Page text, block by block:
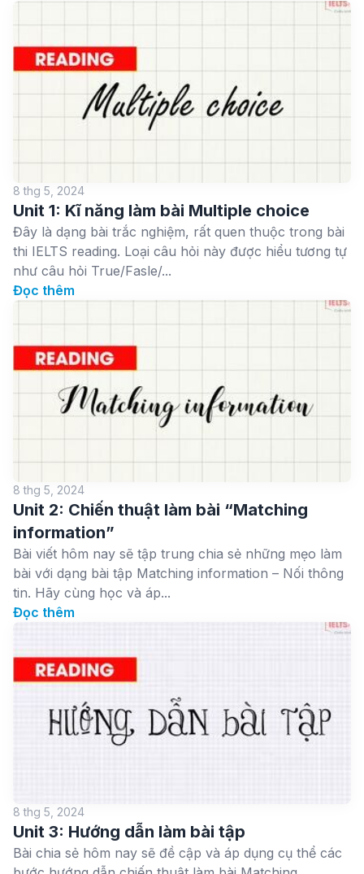
8 thg 5, 2024
Unit 1: Kĩ năng làm bài Multiple choice
Đây là dạng bài trắc nghiệm, rất quen thuộc trong bài
thi IELTS reading. Loại câu hỏi này được hiểu tương tự
như câu hỏi True/Fasle/...
Đọc thêm
8 thg 5, 2024
Unit 2: Chiến thuật làm bài “Matching
information”
Bài viết hôm nay sẽ tập trung chia sẻ những mẹo làm
bài với dạng bài tập Matching information – Nối thông
tin. Hãy cùng học và áp...
Đọc thêm
8 thg 5, 2024
Unit 3: Hướng dẫn làm bài tập
Bài chia sẻ hôm nay sẽ đề cập và áp dụng cụ thể các